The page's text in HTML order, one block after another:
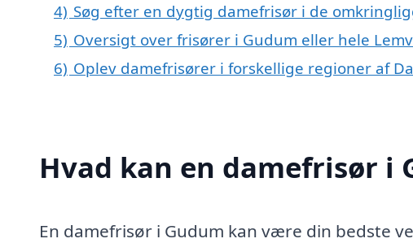
4) Søg efter en dygtig damefrisør i de
5) Oversigt over frisører i Gudum eller hele
6) Oplev damefrisører i forskellige regioner af
Hvad kan en damefrisør i
En damefrisør i Gudum kan være din bedste